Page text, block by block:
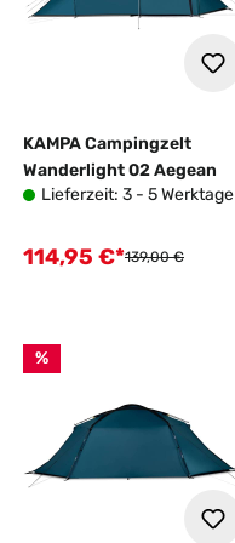
KAMPA Campingzelt
Wanderlight 02 Aegean
Lieferzeit: 3 - 5 Werktage
Verkaufspreis:
114,95 €*Regulärer Preis:
139,00 €
%